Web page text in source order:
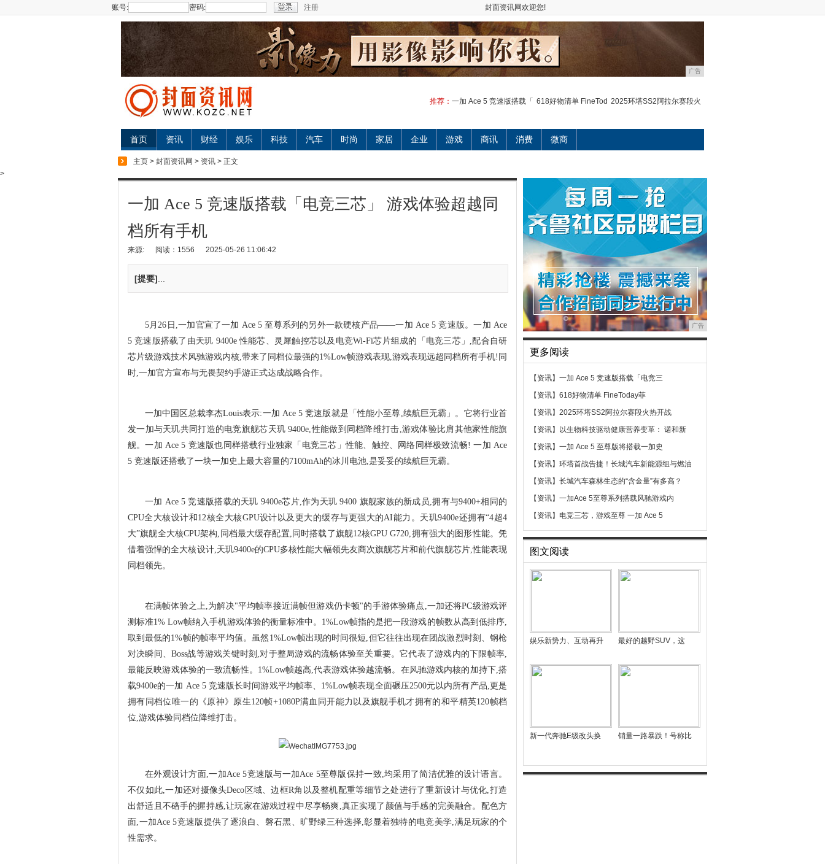
账号: 密码: 注册 封面资讯网欢迎您!
广告
推荐： 一加 Ace 5 竞速版搭载「 618好物清单 FineTod 2025环塔SS2阿拉尔赛段火
首页 资讯 财经 娱乐 科技 汽车 时尚 家居 企业 游戏 商讯 消费 微商
主页 > 封面资讯网 > 资讯 > 正文
>
一加 Ace 5 竞速版搭载「电竞三芯」 游戏体验超越同
档所有手机
来源: 阅读：1556 2025-05-26 11:06:42
[提要]
5月26日,一加官宣了一加 Ace 5 至尊系列的另外一款硬核产品——一加 Ace 5 竞速版。一加 Ace
5 竞速版搭载了由天玑 9400e 性能芯、灵犀触控芯以及电竞Wi-Fi芯片组成的「电竞三芯」,配合自研
芯片级游戏技术风驰游戏内核,带来了同档位最强的1%Low帧游戏表现,游戏表现远超同档所有手机!同
时,一加官方宣布与无畏契约手游正式达成战略合作。
一加中国区总裁李杰Louis表示:一加 Ace 5 竞速版就是「性能小至尊,续航巨无霸」。它将行业首
发一加与天玑共同打造的电竞旗舰芯天玑 9400e,性能做到同档降维打击,游戏体验比肩其他家性能旗
舰。一加 Ace 5 竞速版也同样搭载行业独家「电竞三芯」性能、触控、网络同样极致流畅! 一加 Ace
5 竞速版还搭载了一块一加史上最大容量的7100mAh的冰川电池,是妥妥的续航巨无霸。
一加 Ace 5 竞速版搭载的天玑 9400e芯片,作为天玑 9400 旗舰家族的新成员,拥有与9400+相同的
CPU全大核设计和12核全大核GPU设计以及更大的缓存与更强大的AI能力。天玑9400e还拥有“4超4
大”旗舰全大核CPU架构,同档最大缓存配置,同时搭载了旗舰12核GPU G720,拥有强大的图形性能。凭
借着强悍的全大核设计,天玑9400e的CPU多核性能大幅领先友商次旗舰芯片和前代旗舰芯片,性能表现
同档领先。
在满帧体验之上,为解决"平均帧率接近满帧但游戏仍卡顿"的手游体验痛点,一加还将PC级游戏评
测标准1% Low帧纳入手机游戏体验的衡量标准中。1%Low帧指的是把一段游戏的帧数从高到低排序,
取到最低的1%帧的帧率平均值。虽然1%Low帧出现的时间很短,但它往往出现在团战激烈时刻、钢枪
对决瞬间、Boss战等游戏关键时刻,对于整局游戏的流畅体验至关重要。它代表了游戏内的下限帧率,
最能反映游戏体验的一致流畅性。1%Low帧越高,代表游戏体验越流畅。在风驰游戏内核的加持下,搭
载9400e的一加 Ace 5 竞速版长时间游戏平均帧率、1%Low帧表现全面碾压2500元以内所有产品,更是
拥有同档位唯一的《原神》原生120帧+1080P满血同开能力以及旗舰手机才拥有的和平精英120帧档
位,游戏体验同档位降维打击。
在外观设计方面,一加Ace 5竞速版与一加Ace 5至尊版保持一致,均采用了简洁优雅的设计语言。
不仅如此,一加还对摄像头Deco区域、边框R角以及整机配重等细节之处进行了重新设计与优化,打造
出舒适且不硌手的握持感,让玩家在游戏过程中尽享畅爽,真正实现了颜值与手感的完美融合。配色方
面,一加Ace 5竞速版提供了逐浪白、磐石黑、旷野绿三种选择,彰显着独特的电竞美学,满足玩家的个
性需求。
广告
更多阅读
【资讯】 一加 Ace 5 竞速版搭载「电竞三
【资讯】 618好物清单 FineToday菲
【资讯】 2025环塔SS2阿拉尔赛段火热开战
【资讯】
以生物科技驱动健康营养变革： 诺和新
【资讯】 一加 Ace 5 至尊版将搭载一加史
【资讯】 环塔首战告捷！长城汽车新能源组与燃油
【资讯】 长城汽车森林生态的“含金量”有多高？
【资讯】 一加Ace 5至尊系列搭载风驰游戏内
【资讯】 电竞三芯，游戏至尊 一加 Ace 5
图文阅读
娱乐新势力、互动再升 最好的越野SUV，这
新一代奔驰E级改头换 销量一路暴跌！号称比